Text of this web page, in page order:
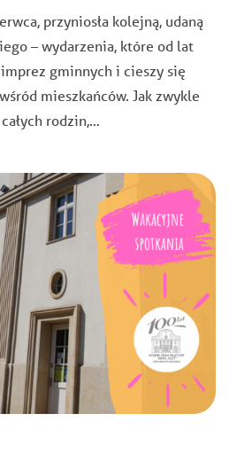
przyniosła kolejną, udaną
– wydarzenia, które od lat
gminnych i cieszy się
mieszkańców. Jak zwykle
rodzin,…